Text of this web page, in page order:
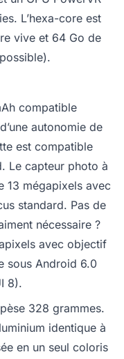
L’hexa-core est
vive et 64 Go de
compatible
autonomie de
est compatible
Le capteur photo à
13 mégapixels avec
standard. Pas de
nécessaire ?
avec objectif
sous Android 6.0
8).
328 grammes.
identique à
en un seul coloris